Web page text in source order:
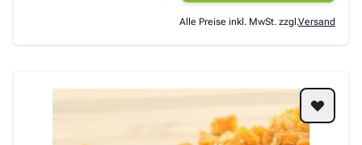
Alle Preise inkl. MwSt. zzgl.Versand